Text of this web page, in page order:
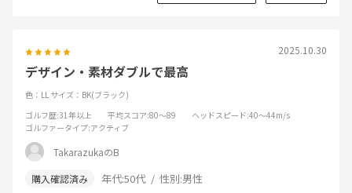
2025.10.30
デザイン・素材ダブルで最高
色：LL サイズ：BK(ブラック)
ゴルフ歴:31年以上 平均スコア:80～89 ヘッドスピード:40～44m/s
ゴルファータイプ:アクティブ
TakarazukaのB
年代:50代 性別:男性